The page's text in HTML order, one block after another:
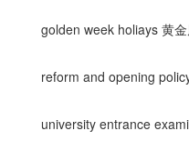
golden week holiays 黄
reform and opening
university entrance